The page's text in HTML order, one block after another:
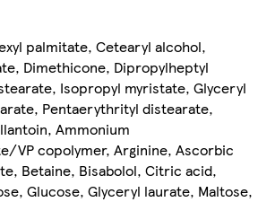
palmitate, Cetearyl alcohol,
Dimethicone, Dipropylheptyl
Isopropyl myristate, Glyceryl
Pentaerythrityl distearate,
Ammonium
VP copolymer, Arginine, Ascorbic
Betaine, Bisabolol, Citric acid,
Glucose, Glyceryl laurate, Maltose,